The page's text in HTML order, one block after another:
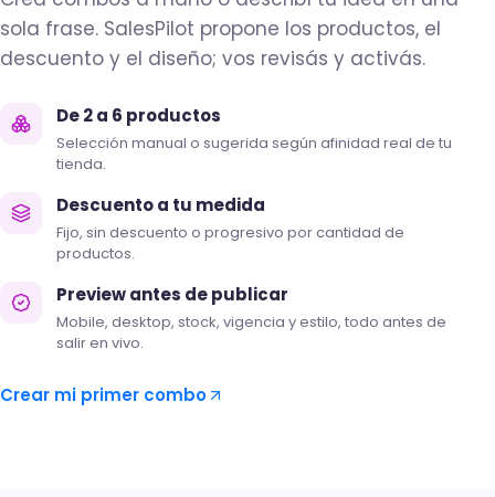
sola frase. SalesPilot propone los productos, el
descuento y el diseño; vos revisás y activás.
De 2 a 6 productos
Selección manual o sugerida según afinidad real de tu
tienda.
Descuento a tu medida
Fijo, sin descuento o progresivo por cantidad de
productos.
Preview antes de publicar
Mobile, desktop, stock, vigencia y estilo, todo antes de
salir en vivo.
Crear mi primer combo